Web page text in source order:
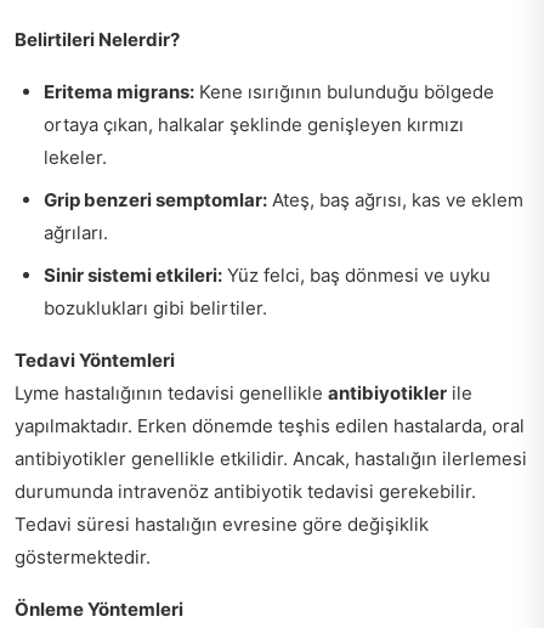
Belirtileri Nelerdir?
Eritema migrans: Kene ısırığının bulunduğu bölgede
ortaya çıkan, halkalar şeklinde genişleyen kırmızı
lekeler.
Grip benzeri semptomlar: Ateş, baş ağrısı, kas ve eklem
ağrıları.
Sinir sistemi etkileri: Yüz felci, baş dönmesi ve uyku
bozuklukları gibi belirtiler.
Tedavi Yöntemleri
Lyme hastalığının tedavisi genellikle antibiyotikler ile
yapılmaktadır. Erken dönemde teşhis edilen hastalarda, oral
antibiyotikler genellikle etkilidir. Ancak, hastalığın ilerlemesi
durumunda intravenöz antibiyotik tedavisi gerekebilir.
Tedavi süresi hastalığın evresine göre değişiklik
göstermektedir.
Önleme Yöntemleri